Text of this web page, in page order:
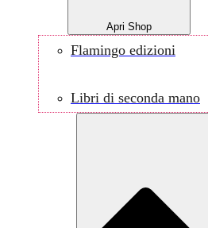
Apri Shop
Flamingo edizioni
Libri di seconda mano